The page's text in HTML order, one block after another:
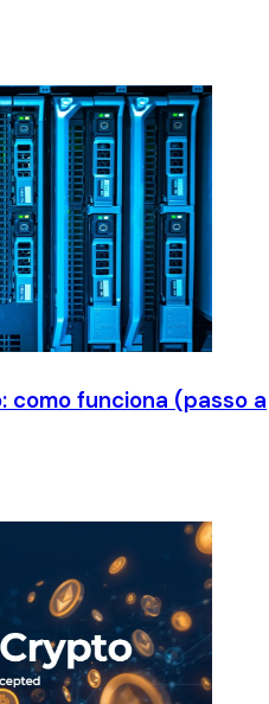
como funciona (passo a